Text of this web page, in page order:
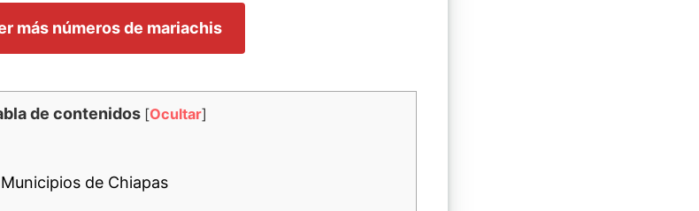
más números de mariachis
de contenidos [Ocultar]
de Chiapas